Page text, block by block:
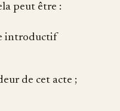
peut être :
introductif
de cet acte ;